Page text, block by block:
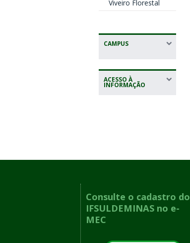
Viveiro Florestal
CAMPUS
ACESSO À
INFORMAÇÃO
Consulte o cadastro do
IFSULDEMINAS no e-
MEC